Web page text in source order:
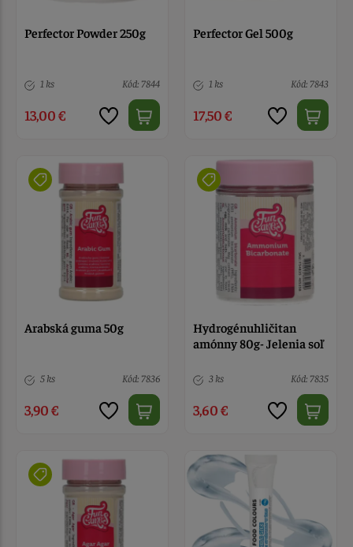
Perfector Powder 250g
1 ks Kód: 7844
13,00 €
Perfector Gel 500g
1 ks Kód: 7843
17,50 €
Arabská guma 50g
5 ks Kód: 7836
3,90 €
Hydrogénuhličitan
amónny 80g- Jelenia soľ
3 ks Kód: 7835
3,60 €